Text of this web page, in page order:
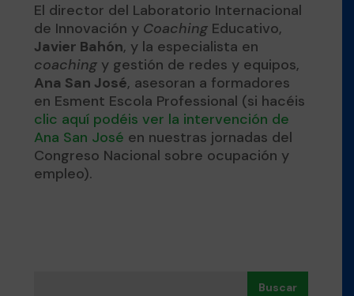
El director del Laboratorio Internacional
de Innovación y Coaching Educativo,
Javier Bahón, y la especialista en
coaching y gestión de redes y equipos,
Ana San José, asesoran a formadores
en Esment Escola Professional (si hacéis
clic aquí podéis ver la intervención de
Ana San José en nuestras jornadas del
Congreso Nacional sobre ocupación y
empleo).
Buscar